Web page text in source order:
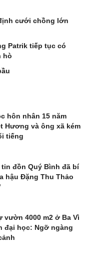
cưới chồng lớn
Patrik tiếp tục có
hò
hôn nhân 15 năm
Hương và ông xã kém
tiếng
tin đồn Quý Bình đã bí
hậu Đặng Thu Thảo
vườn 4000 m2 ở Ba Vì
đại học: Ngỡ ngàng